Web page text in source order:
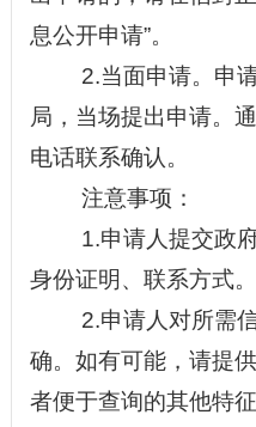
息公开申请”。
2.当面申请。申
局，当场提出申请。
电话联系确认。
注意事项：
1.申请人提交政
身份证明、联系方式。
2.申请人对所需
确。如有可能，请提
者便于查询的其他特征